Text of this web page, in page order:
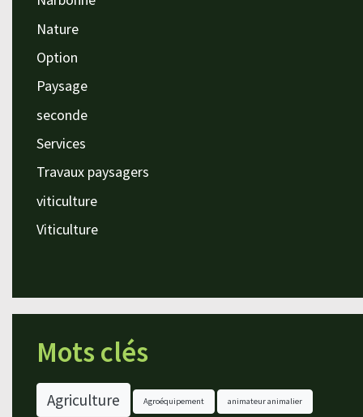
Nature
Option
Paysage
seconde
Services
Travaux paysagers
viticulture
Viticulture
Mots clés
Agriculture Agroéquipement animateur animalier